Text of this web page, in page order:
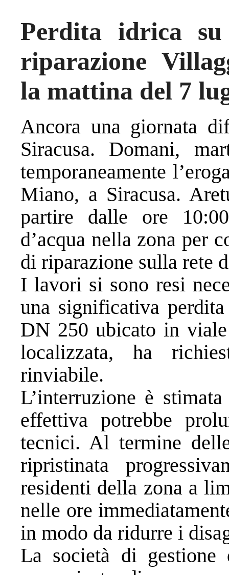
Perdita idrica
riparazione
la mattina del 7
Ancora una giornata
Siracusa. Domani,
temporaneamente
Miano, a Siracusa.
partire dalle ore
d’acqua nella zona per
di riparazione sulla rete
I lavori si sono resi
una significativa
DN 250 ubicato in
localizzata, ha
rinviabile.
L’interruzione è
effettiva potrebbe
tecnici. Al termine
ripristinata
residenti della zona a
nelle ore
in modo da ridurre i
La società di